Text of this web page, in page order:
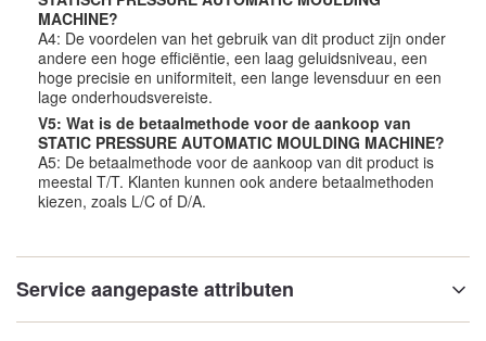
MACHINE?
A4: De voordelen van het gebruik van dit product zijn onder
andere een hoge efficiëntie, een laag geluidsniveau, een
hoge precisie en uniformiteit, een lange levensduur en een
lage onderhoudsvereiste.
V5: Wat is de betaalmethode voor de aankoop van
STATIC PRESSURE AUTOMATIC MOULDING MACHINE?
A5: De betaalmethode voor de aankoop van dit product is
meestal T/T. Klanten kunnen ook andere betaalmethoden
kiezen, zoals L/C of D/A.
Service aangepaste attributen